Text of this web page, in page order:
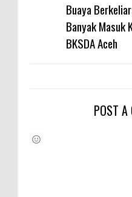
Buaya
Banyak Masuk
BKSDA Aceh
POST A